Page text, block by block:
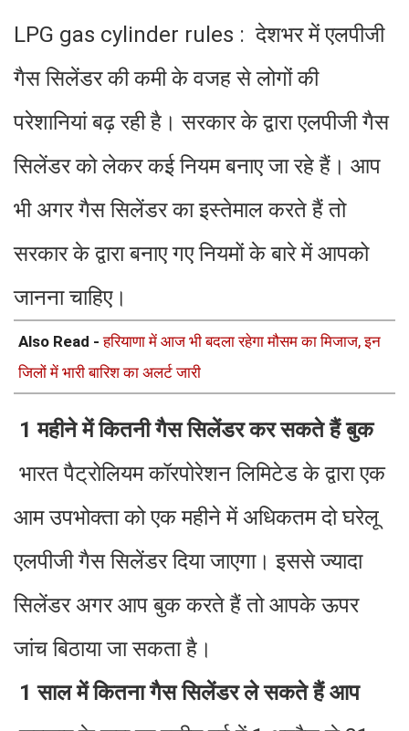
LPG gas cylinder rules : देशभर में एलपीजी
गैस सिलेंडर की कमी के वजह से लोगों की
परेशानियां बढ़ रही है। सरकार के द्वारा एलपीजी गैस
सिलेंडर को लेकर कई नियम बनाए जा रहे हैं। आप
भी अगर गैस सिलेंडर का इस्तेमाल करते हैं तो
सरकार के द्वारा बनाए गए नियमों के बारे में आपको
जानना चाहिए।
Also Read -हरियाणा में आज भी बदला रहेगा मौसम का मिजाज, इन
जिलों में भारी बारिश का अलर्ट जारी
1 महीने में कितनी गैस सिलेंडर कर सकते हैं बुक
भारत पैट्रोलियम कॉरपोरेशन लिमिटेड के द्वारा एक
आम उपभोक्ता को एक महीने में अधिकतम दो घरेलू
एलपीजी गैस सिलेंडर दिया जाएगा। इससे ज्यादा
सिलेंडर अगर आप बुक करते हैं तो आपके ऊपर
जांच बिठाया जा सकता है।
1 साल में कितना गैस सिलेंडर ले सकते हैं आप